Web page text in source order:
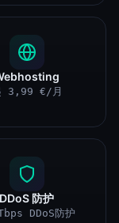
3,99 €/月
DDoS 防护
DDoS防护